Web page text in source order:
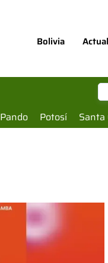
Bolivia
Pando Potosí Santa